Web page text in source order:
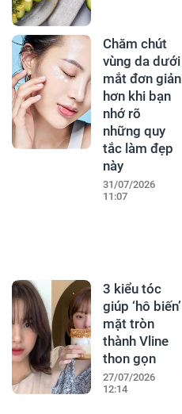
Chăm chút
vùng da dưới
mắt đơn giản
hơn khi bạn
nhớ rõ
những quy
tắc làm đẹp
này
31/07/2026
11:07
3 kiểu tóc
giúp ‘hô biến’
mặt tròn
thành Vline
thon gọn
27/07/2026
12:14